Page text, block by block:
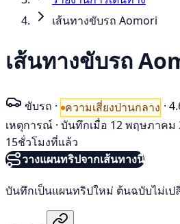
เส้นทางขับรถ Aomori
เส้นทางขับรถ
ขับรถ · ความเสี่ยงปานกลาง ·
เหตุการณ์ · บันทึกเมื่อ 12 พฤษภาคม
15ชั่วโมงที่แล้ว
วางแผนทริปจากเส้นทางนี้
บันทึกเป็นแผนทริปใหม่ ต้นฉบับไม่เป